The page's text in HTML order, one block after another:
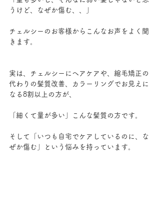
うけど、なぜか傷む、、」
チェルシーのお客様からこんなお声をよく聞
きます。
実は、チェルシーにヘアケアや、縮毛矯正の
代わりの髪質改善、カラーリングでお見えに
なる8割以上の方が、
「細くて量が多い」こんな髪質の方です。
そして「いつも自宅でケアしているのに、な
ぜか傷む」という悩みを持っています。